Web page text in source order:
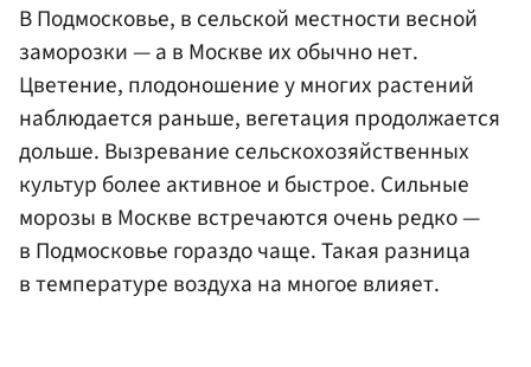
В Подмосковье, в сельской местности весной
заморозки — а в Москве их обычно нет.
Цветение, плодоношение у многих растений
наблюдается раньше, вегетация продолжается
дольше. Вызревание сельскохозяйственных
культур более активное и быстрое. Сильные
морозы в Москве встречаются очень редко —
в Подмосковье гораздо чаще. Такая разница
в температуре воздуха на многое влияет.